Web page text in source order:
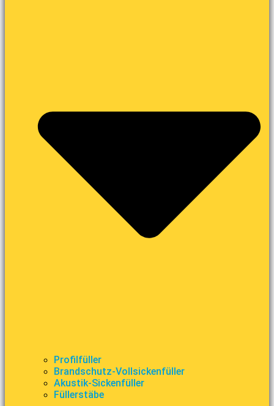
Profilfüller
Brandschutz-Vollsickenfüller
Akustik-Sickenfüller
Füllerstäbe